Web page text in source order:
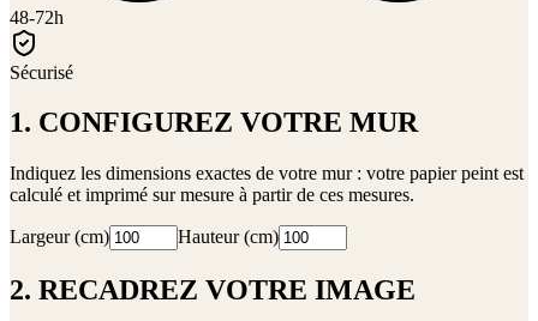
48-72h
Sécurisé
1. CONFIGUREZ VOTRE MUR
Indiquez les dimensions exactes de votre mur : votre papier peint est
calculé et imprimé sur mesure à partir de ces mesures.
Largeur (cm) Hauteur (cm)
2. RECADREZ VOTRE IMAGE